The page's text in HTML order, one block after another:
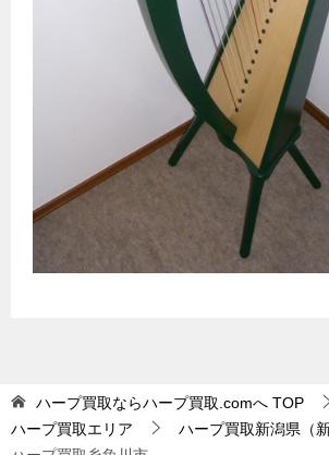
ハープ買取ならハープ買取.comへ TOP
ハープ買取エリア
ハープ買取新潟県（新